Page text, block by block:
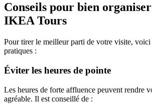
Conseils pour bien
IKEA Tours
Pour tirer le meilleur parti de votre visite, voici
pratiques :
Éviter les heures de pointe
Les heures de forte affluence peuvent rendre
agréable. Il est conseillé de :